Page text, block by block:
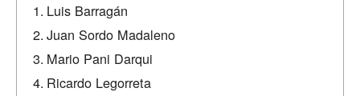
Luis Barragán
Juan Sordo Madaleno
Mario Pani Darqui
Ricardo Legorreta